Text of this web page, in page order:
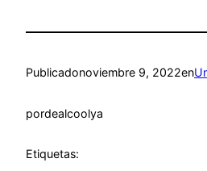
Publicadonoviembre 9, 2022en
pordealcoolya
Etiquetas: